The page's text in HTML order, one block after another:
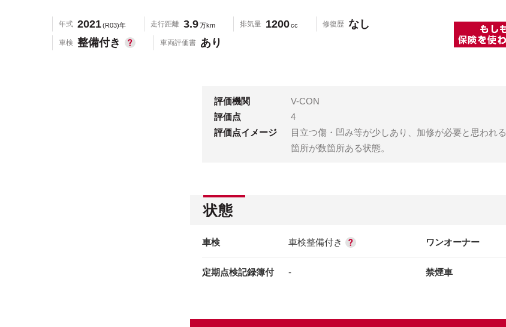
年式 2021(R03)年 走行距離 3.9万km 排気量 1200cc 修復歴 なし
車検 整備付き 車両評価書 あり
評価機関
V-CON
評価点
4
評価点イメージ
目立つ傷・凹み等が少しあり、加修が必要と思われる
箇所が数箇所ある状態。
状態
車検 車検整備付き ワンオーナー
定期点検記録簿付 - 禁煙車